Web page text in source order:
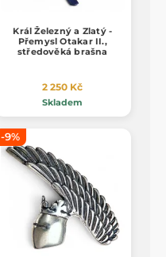
Král Železný a Zlatý -
Přemysl Otakar II.,
středověká brašna
2 250 Kč
Skladem
-9%